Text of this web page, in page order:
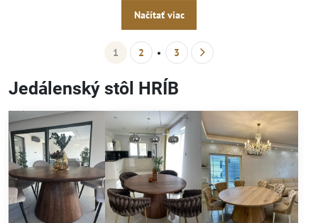
Načítať viac
1 2 3
Jedálenský stôl HRÍB